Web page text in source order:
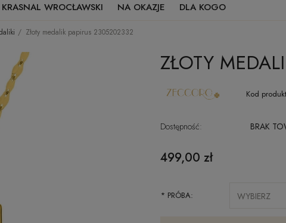
KRASNAL WROCŁAWSKI NA OKAZJE DLA KOGO
Złoty medalik papirus 2305202332
ZŁOTY
Kod
Dostępność: BRAK
499,00 zł
* PRÓBA: